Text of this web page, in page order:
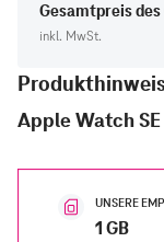
Gesamtpreis
inkl. MwSt.
Apple Watch
UNSERE
1 GB